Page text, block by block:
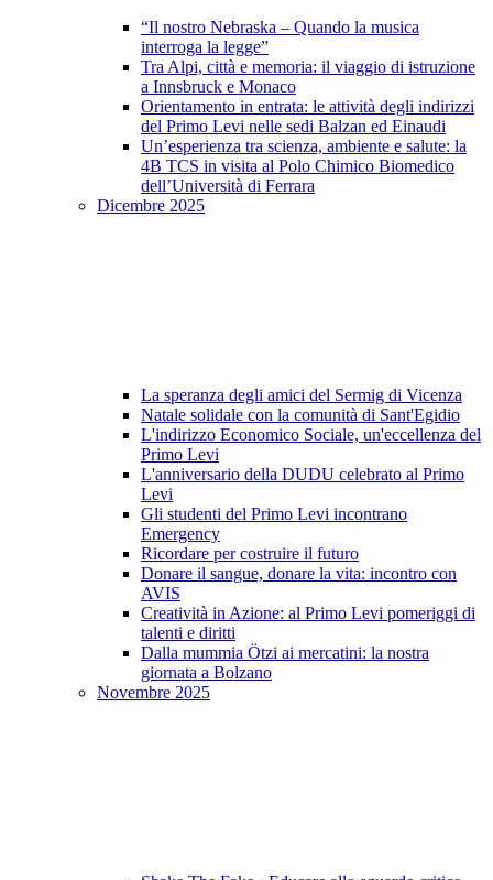
“Il nostro Nebraska – Quando la musica
interroga la legge”
Tra Alpi, città e memoria: il viaggio di istruzione
a Innsbruck e Monaco
Orientamento in entrata: le attività degli indirizzi
del Primo Levi nelle sedi Balzan ed Einaudi
Un’esperienza tra scienza, ambiente e salute: la
4B TCS in visita al Polo Chimico Biomedico
dell’Università di Ferrara
Dicembre 2025
La speranza degli amici del Sermig di Vicenza
Natale solidale con la comunità di Sant'Egidio
L'indirizzo Economico Sociale, un'eccellenza del
Primo Levi
L'anniversario della DUDU celebrato al Primo
Levi
Gli studenti del Primo Levi incontrano
Emergency
Ricordare per costruire il futuro
Donare il sangue, donare la vita: incontro con
AVIS
Creatività in Azione: al Primo Levi pomeriggi di
talenti e diritti
Dalla mummia Ötzi ai mercatini: la nostra
giornata a Bolzano
Novembre 2025